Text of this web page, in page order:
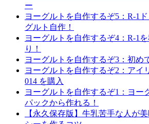
ー
ヨーグルトを自作するぞ5：R-1
グルト自作！
ヨーグルトを自作するぞ4：R-1
り！
ヨーグルトを自作するぞ3：初め
ヨーグルトを自作するぞ2：アイ
014 を購入
ヨーグルトを自作するぞ1：ヨー
パックから作れる！
【永久保存版】牛乳苦手な人が